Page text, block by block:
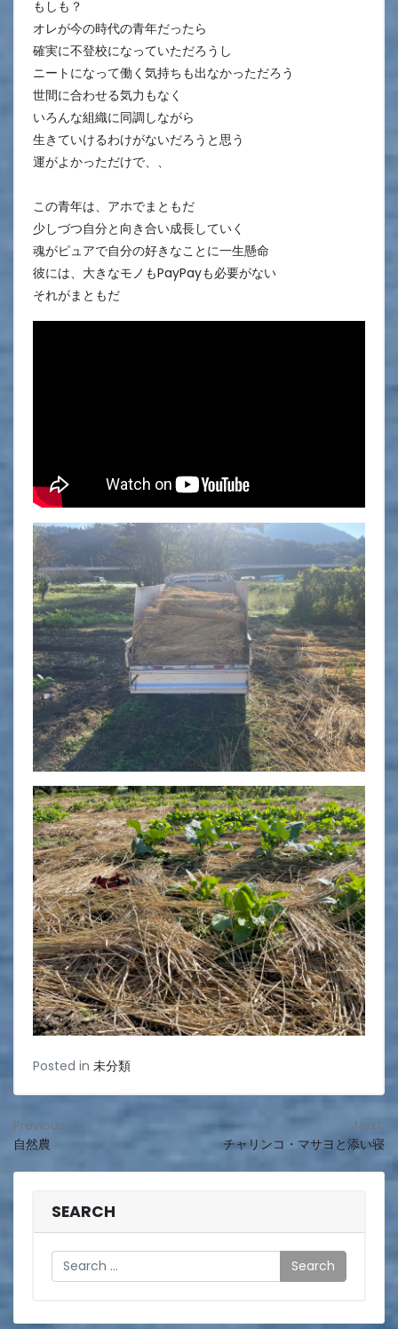
もしも？
オレが今の時代の青年だったら
確実に不登校になっていただろうし
ニートになって働く気持ちも出なかっただろう
世間に合わせる気力もなく
いろんな組織に同調しながら
生きていけるわけがないだろうと思う
運がよかっただけで、、
この青年は、アホでまともだ
少しづつ自分と向き合い成長していく
魂がピュアで自分の好きなことに一生懸命
彼には、大きなモノもPayPayも必要がない
それがまともだ
Posted in 未分類
投
稿
Previous:
自然農
Next:
チャリンコ・マサヨと添い寝
SEARCH
Search